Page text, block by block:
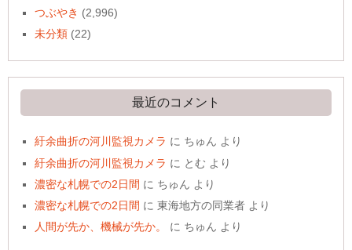
つぶやき (2,996)
未分類 (22)
最近のコメント
紆余曲折の河川監視カメラ に ちゅん より
紆余曲折の河川監視カメラ に とむ より
濃密な札幌での2日間 に ちゅん より
濃密な札幌での2日間 に東海地方の同業者 より
人間が先か、機械が先か。
に ちゅん より